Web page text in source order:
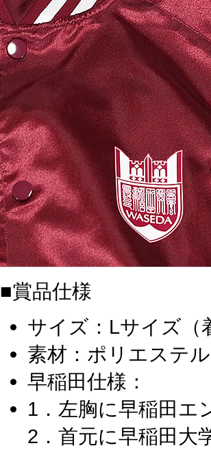
■賞品仕様
サイズ：Lサイズ（
素材：ポリエステ
早稲田仕様：
1．左胸に早稲田エ
2．首元に早稲田大